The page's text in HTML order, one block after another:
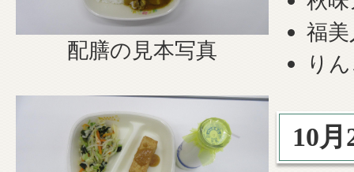
配膳の見本写真
福
り
10月